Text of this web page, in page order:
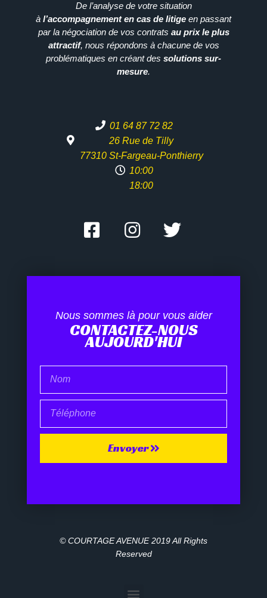
De l’analyse de votre situation
à l’accompagnement en cas de litige en passant
par la négociation de vos contrats au prix le plus
attractif, nous répondons à chacune de vos
problématiques en créant des solutions sur-
mesure.
01 64 87 72 82
26 Rue de Tilly
77310 St-Fargeau-Ponthierry
10:00
18:00
Nous sommes là pour vous aider
CONTACTEZ-NOUS
AUJOURD'HUI
Envoyer
© COURTAGE AVENUE 2019 All Rights
Reserved